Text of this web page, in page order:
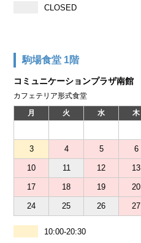
CLOSED
駒場食堂 1階
コミュニケーションプラザ南館
カフェテリア形式食堂
月 火 水 木
3 4 5 6
10 11 12 13
17 18 19 20
24 25 26 27
10:00-20:30